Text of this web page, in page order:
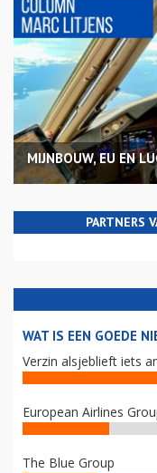
MIJNBOUW, EU EN
PARTNERS
WAT IS EEN GOEDE
Verzin alsjeblieft iets
European Airlines
The Blue Group